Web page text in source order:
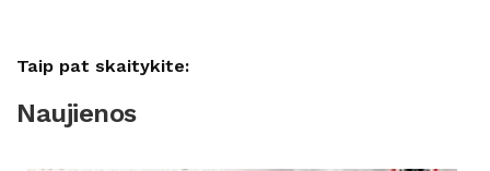
Taip pat skaitykite:
Naujienos